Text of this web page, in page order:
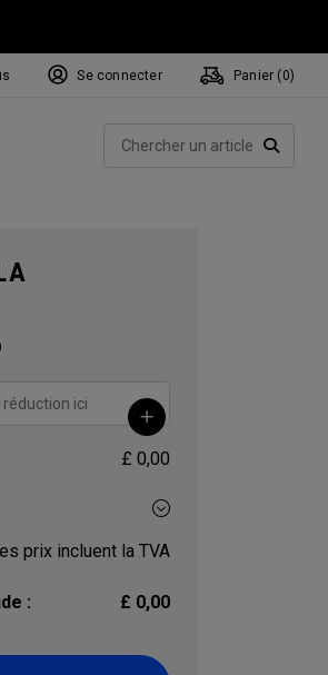
Se connecter Panier ( 0)
£ 0,00
prix incluent la TVA
: £ 0,00